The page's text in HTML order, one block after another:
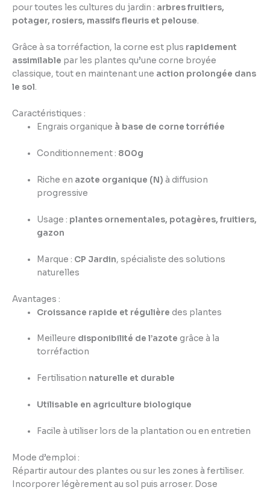
pour toutes les cultures du jardin : arbres fruitiers,
potager, rosiers, massifs fleuris et pelouse.
Grâce à sa torréfaction, la corne est plus rapidement
assimilable par les plantes qu’une corne broyée
classique, tout en maintenant une action prolongée dans
le sol.
Caractéristiques :
Engrais organique à base de corne torréfiée
Conditionnement : 800g
Riche en azote organique (N) à diffusion
progressive
Usage : plantes ornementales, potagères, fruitiers,
gazon
Marque : CP Jardin, spécialiste des solutions
naturelles
Avantages :
Croissance rapide et régulière des plantes
Meilleure disponibilité de l’azote grâce à la
torréfaction
Fertilisation naturelle et durable
Utilisable en agriculture biologique
Facile à utiliser lors de la plantation ou en entretien
Mode d’emploi :
Répartir autour des plantes ou sur les zones à fertiliser.
Incorporer légèrement au sol puis arroser. Dose